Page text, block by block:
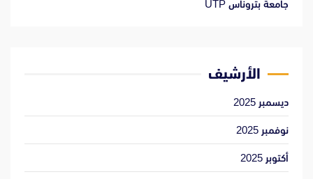
جامعة بتروناس UTP
الأرشيف
ديسمبر 2025
نوفمبر 2025
أكتوبر 2025